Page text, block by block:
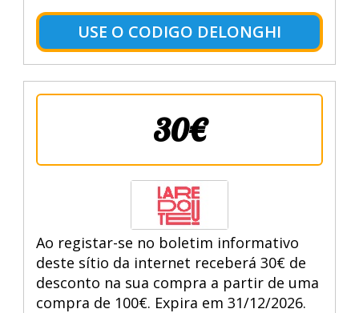
USE O CODIGO DELONGHI
30€
Ao registar-se no boletim informativo
deste sítio da internet receberá 30€ de
desconto na sua compra a partir de uma
compra de 100€. Expira em 31/12/2026.